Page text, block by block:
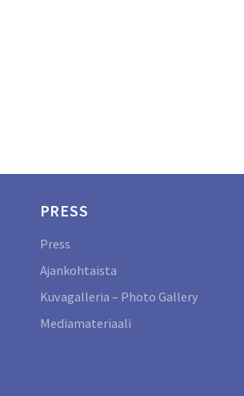
PRESS
Press
Ajankohtaista
Kuvagalleria – Photo Gallery
Mediamateriaali